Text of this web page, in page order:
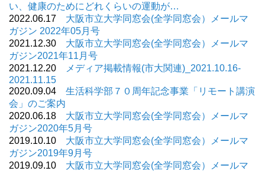
い、健康のためにどれくらいの運動が…
2022.06.17 大阪市立大学同窓会(全学同窓会）メールマ
ガジン 2022年05月号
2021.12.30 大阪市立大学同窓会(全学同窓会）メールマ
ガジン2021年11月号
2021.12.20
メディア掲載情報(市大関連)_2021.10.16-
2021.11.15
2020.09.04 生活科学部７０周年記念事業「リモート講演
会」のご案内
2020.06.18 大阪市立大学同窓会(全学同窓会）メールマ
ガジン2020年5月号
2019.10.10 大阪市立大学同窓会(全学同窓会）メールマ
ガジン2019年9月号
2019.09.10 大阪市立大学同窓会(全学同窓会）メールマ